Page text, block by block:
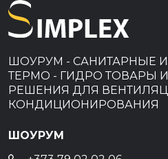
ШОУРУМ - САНИТАРНЫЕ
ТЕРМО - ГИДРО ТОВАРЫ И
РЕШЕНИЯ ДЛЯ
КОНДИЦИОНИРОВАНИЯ
ШОУРУМ